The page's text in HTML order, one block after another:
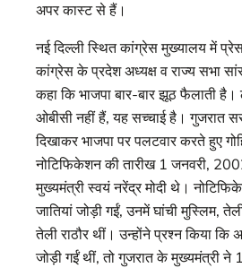
अपर कास्ट से हैं।
नई दिल्ली स्थित कांग्रेस मुख्यालय में
कांग्रेस के प्रदेश अध्यक्ष व राज्य सभा
कहा कि भाजपा बार-बार झूठ फैलाती
ओबीसी नहीं हैं, यह सच्चाई है। गुजरात
दिखाकर भाजपा पर पलटवार करते हुए
नोटिफिकेशन की तारीख 1 जनवरी,
मुख्यमंत्री स्वयं नरेंद्र मोदी थे।
जातियां जोड़ी गईं, उनमें घांची मुस्लिम,
तेली राठौर थीं। उन्होंने प्रश्न किया
जोड़ी गईं थीं, तो गुजरात के मुख्यमंत्री